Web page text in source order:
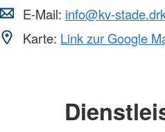
E-Mail: info@kv-
Karte: Link zur Google